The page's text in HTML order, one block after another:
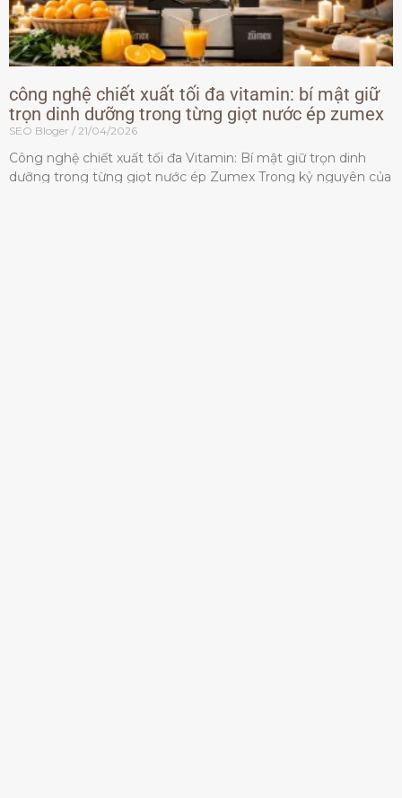
công nghệ chiết xuất tối đa vitamin: bí mật giữ
trọn dinh dưỡng trong từng giọt nước ép zumex
SEO Bloger 21/04/2026
Công nghệ chiết xuất tối đa Vitamin: Bí mật giữ trọn dinh
dưỡng trong từng giọt nước ép Zumex Trong kỷ nguyên của